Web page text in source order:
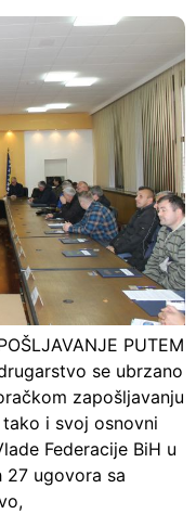
PUTEM
se ubrzano
zapošljavanju
i svoj osnovni
Federacije BiH u
27 ugovora sa